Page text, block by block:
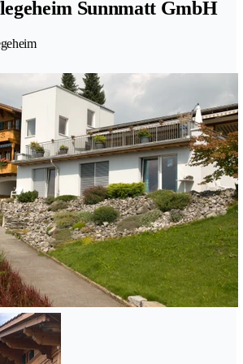
Sunnmatt GmbH